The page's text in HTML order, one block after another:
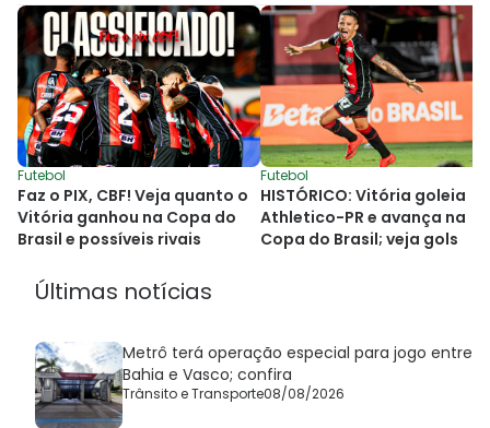
Futebol
Faz o PIX, CBF! Veja quanto o
Vitória ganhou na Copa do
Brasil e possíveis rivais
Futebol
HISTÓRICO: Vitória goleia
Athletico-PR e avança na
Copa do Brasil; veja gols
Últimas notícias
Metrô terá operação especial para jogo entre
Bahia e Vasco; confira
Trânsito e Transporte08/08/2026